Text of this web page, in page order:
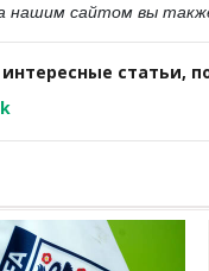
нашим сайтом вы
статьи,